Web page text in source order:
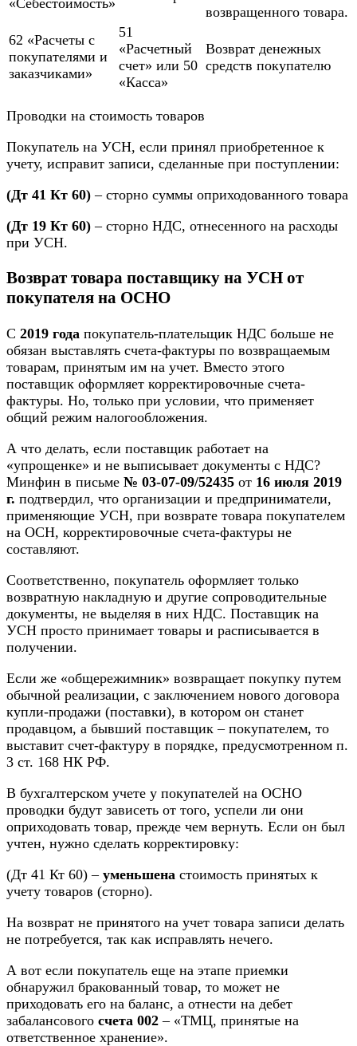
«Себестоимость»
возвращенного товара.
62 «Расчеты с
покупателями и
заказчиками»
51
«Расчетный
счет» или 50
«Касса»
Возврат денежных
средств покупателю
Проводки на стоимость товаров
Покупатель на УСН, если принял приобретенное к
учету, исправит записи, сделанные при поступлении:
(Дт 41 Кт 60)– сторно суммы оприходованного товара
(Дт 19 Кт 60) – сторно НДС, отнесенного на расходы
при УСН.
Возврат товара поставщику на УСН от
покупателя на ОСНО
С 2019 года покупатель-плательщик НДС больше не
обязан выставлять счета-фактуры по возвращаемым
товарам, принятым им на учет. Вместо этого
поставщик оформляет корректировочные счета-
фактуры. Но, только при условии, что применяет
общий режим налогообложения.
А что делать, если поставщик работает на
«упрощенке» и не выписывает документы с НДС?
Минфин в письме № 03-07-09/52435 от 16 июля 2019
г. подтвердил, что организации и предприниматели,
применяющие УСН, при возврате товара покупателем
на ОСН, корректировочные счета-фактуры не
составляют.
Соответственно, покупатель оформляет только
возвратную накладную и другие сопроводительные
документы, не выделяя в них НДС. Поставщик на
УСН просто принимает товары и расписывается в
получении.
Если же «общережимник» возвращает покупку путем
обычной реализации, с заключением нового договора
купли-продажи (поставки), в котором он станет
продавцом, а бывший поставщик – покупателем, то
выставит счет-фактуру в порядке, предусмотренном п.
3 ст. 168 НК РФ.
В бухгалтерском учете у покупателей на ОСНО
проводки будут зависеть от того, успели ли они
оприходовать товар, прежде чем вернуть. Если он был
учтен, нужно сделать корректировку:
(Дт 41 Кт 60) – уменьшена стоимость принятых к
учету товаров (сторно).
На возврат не принятого на учет товара записи делать
не потребуется, так как исправлять нечего.
А вот если покупатель еще на этапе приемки
обнаружил бракованный товар, то может не
приходовать его на баланс, а отнести на дебет
забалансового счета 002 – «ТМЦ, принятые на
ответственное хранение».